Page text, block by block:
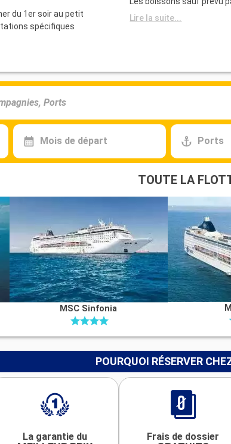
du 1er soir au petit
spécifiques
Lire la suite...
Mois de départ Ports
TOUTE LA
MSC Sinfonia
POURQUOI RÉSERVER
La garantie du Frais de dossier